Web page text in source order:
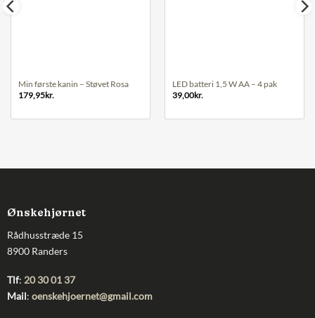
Min første kanin – Støvet Rosa
179,95kr.
LED batteri 1,5 W AA – 4 pak
39,00kr.
Ønskehjørnet
Rådhusstræde 15
8900 Randers
Tlf: 20 30 01 37
Mail: oenskehjoernet@gmail.com